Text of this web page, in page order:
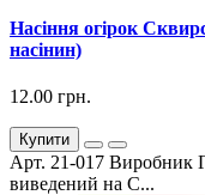
Насіння огірок
насінин)
12.00 грн.
Купити
Арт. 21-017 Виробник
виведений на С...